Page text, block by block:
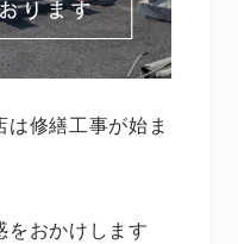
修繕工事が始ま
をおかけします